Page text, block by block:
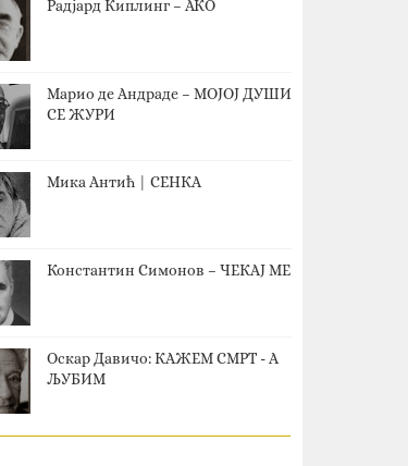
Радјард Киплинг – АКО
Марио де Андраде – МОЈОЈ ДУШИ
СЕ ЖУРИ
Мика Антић | СЕНКА
Константин Симонов – ЧЕКАЈ МЕ
Оскар Давичо‎: КАЖЕМ СМРТ - А
ЉУБИМ